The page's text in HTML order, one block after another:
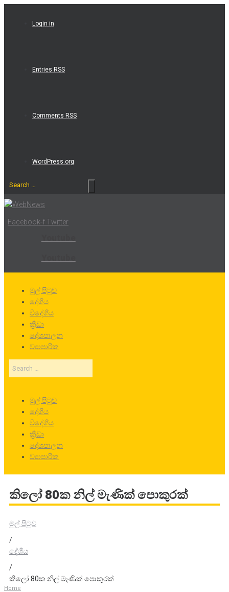
Login in
Entries RSS
Comments RSS
WordPress.org
Search
Facebook-f Twitter
මුල් පිටුව
දේශීය
විදේශීය
ක්‍රීඩා
දේශපාලන
ව්‍යාපාරික
Search
…
මුල් පිටුව
දේශීය
විදේශීය
ක්‍රීඩා
දේශපාලන
ව්‍යාපාරික
කිලෝ 80ක නිල් මැණික් පොකුරක්
මුල් පිටුව
/
දේශීය
/
කිලෝ 80ක නිල් මැණික් පොකුරක්
Home